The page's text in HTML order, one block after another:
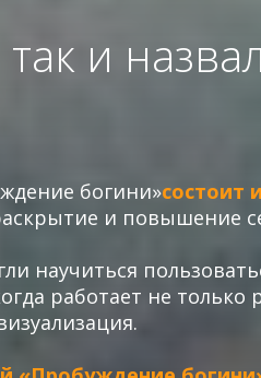
и
богини»состоит
и повышение
научиться
работает не